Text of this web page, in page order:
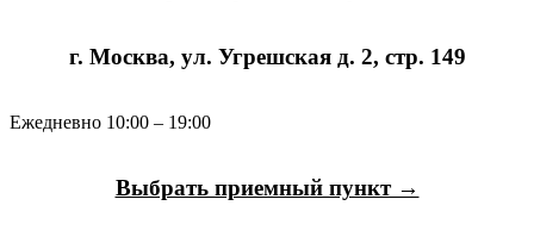
г. Москва, ул. Угрешская д. 2, стр. 149
Ежедневно 10:00 – 19:00
Выбрать приемный пункт →